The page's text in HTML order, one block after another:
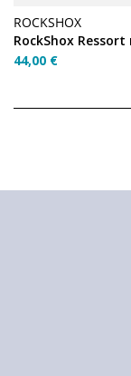
ROCKSHOX
44,00 €